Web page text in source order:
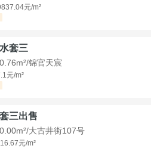
元/m²
套三
锦官天宸
元/m²
三出售
大古井街107号
元/m²